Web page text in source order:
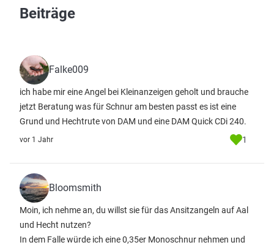
Beiträge
Falke009
ich habe mir eine Angel bei Kleinanzeigen geholt und brauche
jetzt Beratung was für Schnur am besten passt es ist eine
Grund und Hechtrute von DAM und eine DAM Quick CDi 240.
vor 1 Jahr 1
Bloomsmith
Moin, ich nehme an, du willst sie für das Ansitzangeln auf Aal
und Hecht nutzen?
In dem Falle würde ich eine 0,35er Monoschnur nehmen und